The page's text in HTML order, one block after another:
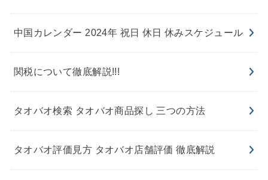
中国カレンダー 2024年 祝日 休日 休みスケジュール
関税について徹底解説!!!
タオバオ検索 タオバオ商品探し 三つの方法
タオバオ評価見方 タオバオ店舗評価 徹底解説